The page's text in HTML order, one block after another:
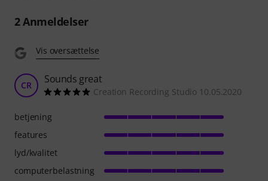
2Anmeldelser
Vis oversættelse
CR Sounds great
Creation Recording Studio 10.05.2020
betjening
features
lyd/kvalitet
computerbelastning